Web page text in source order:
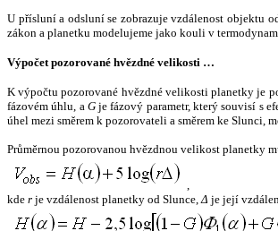
U přísluní a odsluní se zobrazuje vzdálenost objektu
zákon a planetku modelujeme jako kouli v
Výpočet pozorované hvězdné velikosti …
K výpočtu pozorované hvězdné velikosti planetky je
fázovém úhlu, a Gje fázový parametr, který souvisí s
úhel mezi směrem k pozorovateli a směrem ke Slunci,
Průměrnou pozorovanou hvězdnou velikost planetky
,
kde r je vzdálenost planetky od Slunce,Δ je její